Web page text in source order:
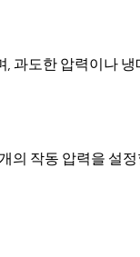
과도한 압력이나 냉
의 작동 압력을 설